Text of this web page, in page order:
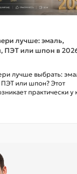
лучше: эмаль,
ПЭТ или шпон в
лучше выбрать:
или шпон? Этот
практически у